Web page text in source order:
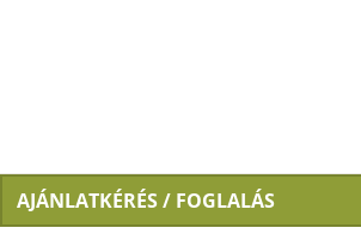
AJÁNLATKÉRÉS / FOGLALÁS